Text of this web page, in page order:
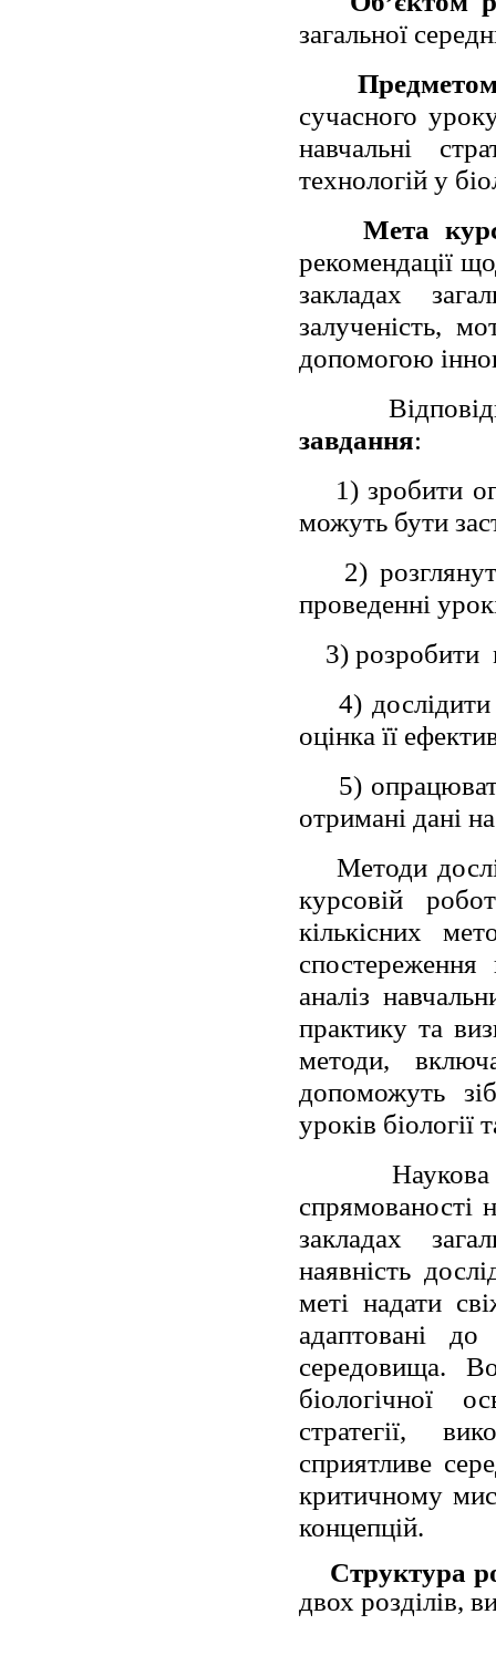
загальної
сучасного
навчальні
технологій у
Мета
рекомендації
закладах
залученість,
допомогою
Відповідно
завдання:
1) зробити
можуть бути
2)
проведенні
3) розробити
4)
оцінка її
5)
отримані дані
Методи
курсовій
кількісних
спостереження
аналіз
практику та
методи,
допоможуть
уроків біології
спрямованості
закладах
наявність
меті надати
адаптовані до
середовища.
біологічної
стратегії,
сприятливе
критичному
концепцій.
Структура
двох розділів,